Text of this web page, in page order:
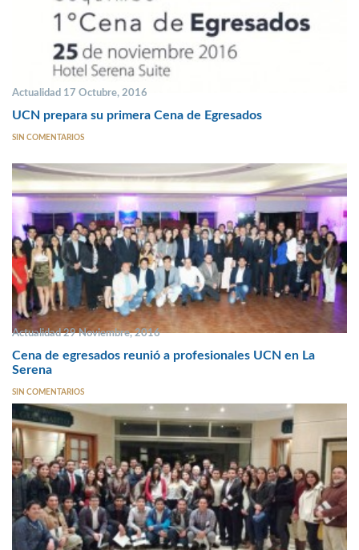
Actualidad 17 Octubre, 2016
UCN prepara su primera Cena de Egresados
SIN COMENTARIOS
Actualidad 29 Noviembre, 2016
Cena de egresados reunió a profesionales UCN en La
Serena
SIN COMENTARIOS